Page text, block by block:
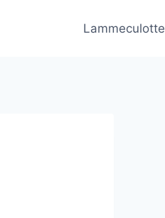
Lammeculotte